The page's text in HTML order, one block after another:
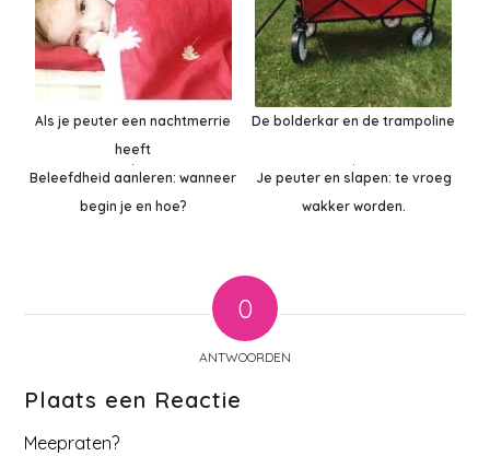
Als je peuter een nachtmerrie
heeft
De bolderkar en de trampoline
Beleefdheid aanleren: wanneer
begin je en hoe?
Je peuter en slapen: te vroeg
wakker worden.
0
ANTWOORDEN
Plaats een Reactie
Meepraten?